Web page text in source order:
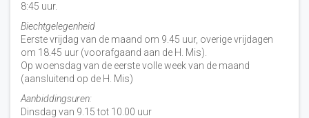
8:45 uur.
Biechtgelegenheid
Eerste vrijdag van de maand om 9.45 uur, overige vrijdagen
om 18.45 uur (voorafgaand aan de H. Mis).
Op woensdag van de eerste volle week van de maand
(aansluitend op de H. Mis)
Aanbiddingsuren:
Dinsdag van 9.15 tot 10.00 uur